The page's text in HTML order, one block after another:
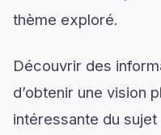
thème exploré.
Découvrir des
d’obtenir une vision
intéressante du